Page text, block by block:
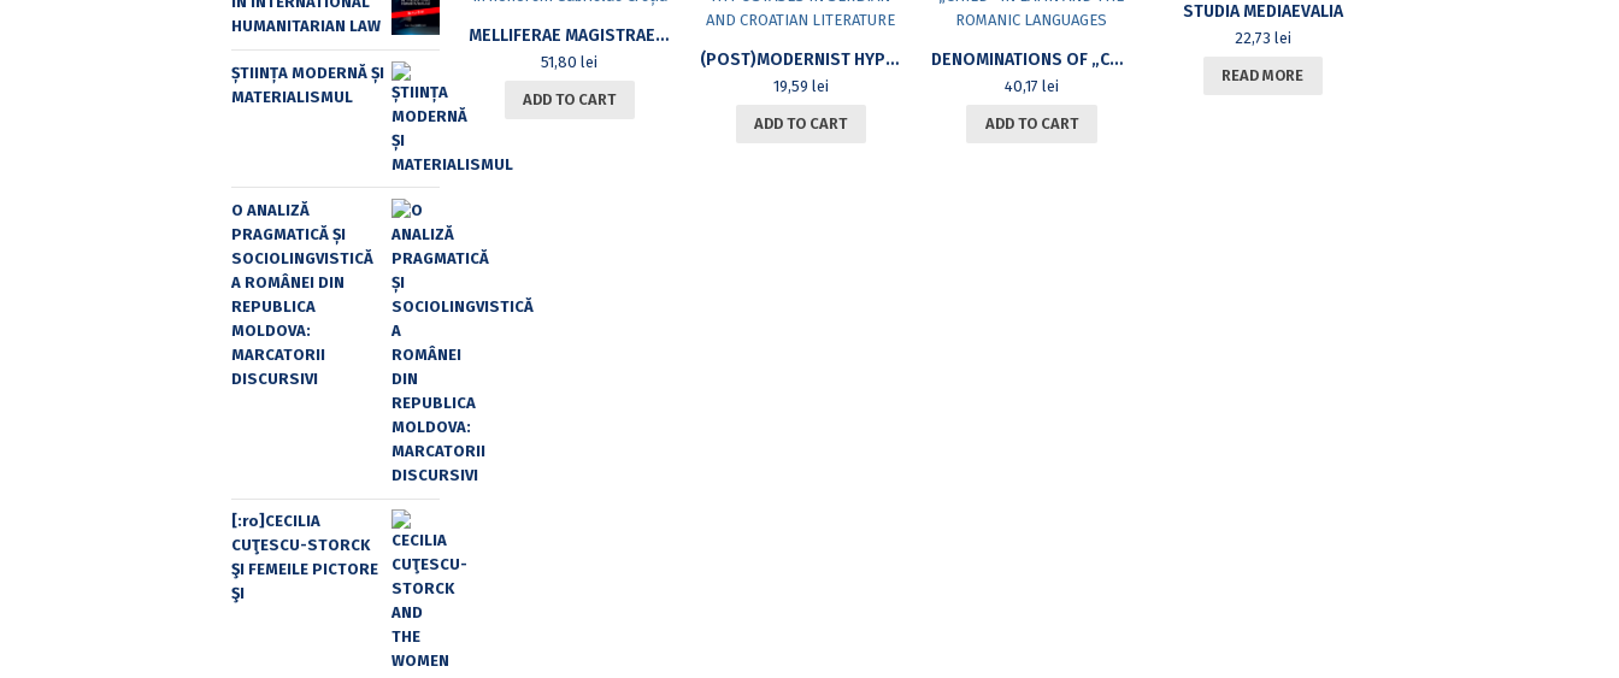
MELLIFERAE MAGISTRAE – IN HONOREM GABRIELAE CREȚIA
51,80 lei
ADD TO CART
(POST)MODERNIST HYPOSTASES IN SERBIAN AND CROATIAN LITERATURE
19,59 lei
ADD TO CART
DENOMINATIONS OF „CHILD” IN LATIN AND THE ROMANIC LANGUAGES
40,17 lei
ADD TO CART
STUDIA MEDIAEVALIA
22,73 lei
READ MORE
HUMANITARIAN LAW
ȘTIINȚA MODERNĂ ȘI
MATERIALISMUL
O ANALIZĂ
PRAGMATICĂ ȘI
SOCIOLINGVISTICĂ
A ROMÂNEI DIN
REPUBLICA
MOLDOVA:
MARCATORII
DISCURSIVI
[:ro]CECILIA
CUŢESCU-STORCK
ŞI FEMEILE PICTORE
ŞI